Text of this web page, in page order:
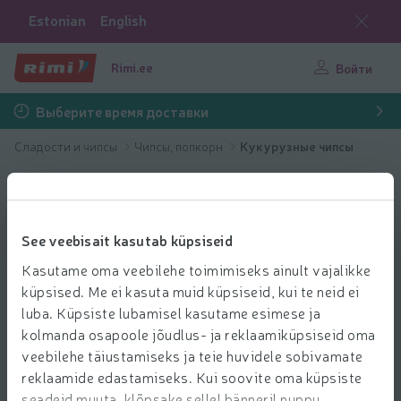
See veebisait kasutab küpsiseid
Kasutame oma veebilehe toimimiseks ainult vajalikke
küpsised. Me ei kasuta muid küpsiseid, kui te neid ei
luba. Küpsiste lubamisel kasutame esimese ja
kolmanda osapoole jõudlus- ja reklaamiküpsiseid oma
veebilehe täiustamiseks ja teie huvidele sobivamate
reklaamide edastamiseks. Kui soovite oma küpsiste
Estonian English
Rimi.ee Войти
Выберите время доставки
Сладости и чипсы Чипсы, попкорн Кукурузные чипсы